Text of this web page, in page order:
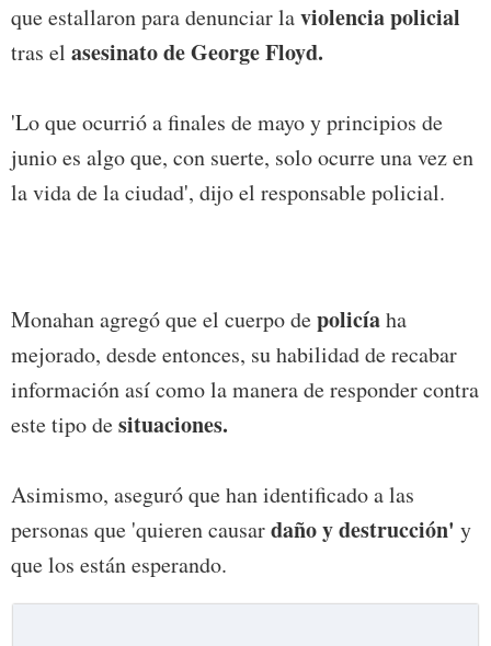
que estallaron para denunciar laviolencia policial
tras el asesinato de George Floyd.
'Lo que ocurrió a finales de mayo y principios de
junio es algo que, con suerte, solo ocurre una vez en
la vida de la ciudad', dijo el responsable policial.
Monahan agregó que el cuerpo depolicíaha
mejorado, desde entonces, su habilidad de recabar
información así como la manera de responder contra
este tipo desituaciones.
Asimismo, aseguró que han identificado a las
personas que 'quieren causardaño y destrucción' y
que los están esperando.